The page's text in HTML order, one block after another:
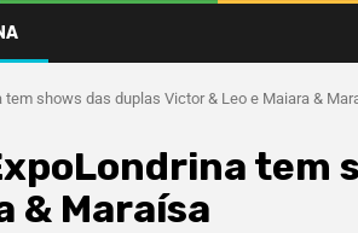
tem shows das duplas Victor & Leo e Maiara &
tem
& Maraísa